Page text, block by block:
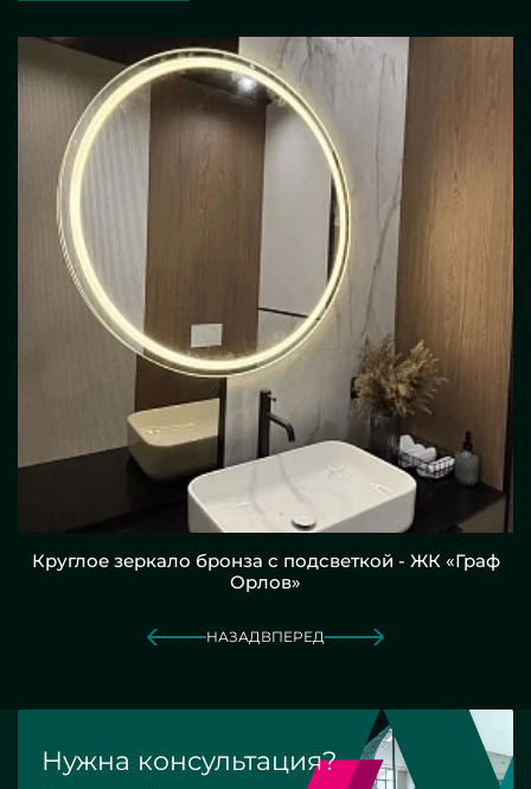
Круглое зеркало бронза с подсветкой - ЖК «Граф
Орлов»
НАЗАДВПЕРЕД
Нужна консультация?